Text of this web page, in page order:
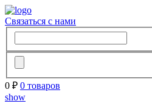
Связаться с нами
0 ₽ 0 товаров
show